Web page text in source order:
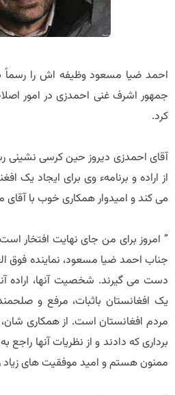
احمد ضیا مسعود وظیفه اش را
جمهور اشرف غنی احمدزی در امور
کرد.
آقای احمدزی دیروز حین کرسی
از اراده و برنامهء وی برای ایجاد یک
می کند و امیدوار همکاری خوب با
” امروز برای من جای نهایت افتخار
جناب احمد ضیا مسعود، نماینده فوق
دست می گیرند. شخصیت آنها، اراده
یک افغانستان باثبات، مرفع و
مردم افغانستان است. از همکاری
برداری که دادند و از نظریات آنها
ممنون هستم و امید موفقیت های زیاد